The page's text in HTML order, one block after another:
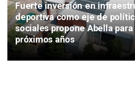
Fuerte inversión en
deportiva como eje de
sociales propone Abella para
próximos años